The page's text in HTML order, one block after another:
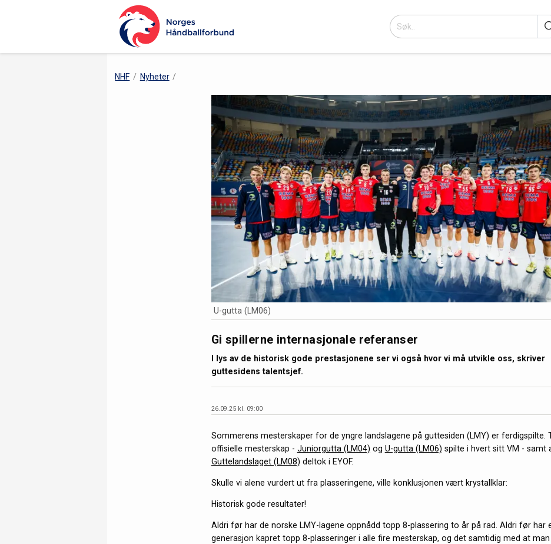
NHF Nyheter
U-gutta (LM06)
Gi spillerne internasjonale referanser
I lys av de historisk gode prestasjonene ser vi også hvor vi må utvikle oss, skriver
guttesidens talentsjef.
26.09.25 kl. 09:00
Sommerens mesterskaper for de yngre landslagene på guttesiden (LMY) er ferdigspilte.
offisielle mesterskap - Juniorgutta (LM04) og U-gutta (LM06) spilte i hvert sitt VM - samt
Guttelandslaget (LM08) deltok i EYOF.
Skulle vi alene vurdert ut fra plasseringene, ville konklusjonen vært krystallklar:
Historisk gode resultater!
Aldri før har de norske LMY-lagene oppnådd topp 8-plassering to år på rad. Aldri før har
generasjon kapret topp 8-plasseringer i alle fire mesterskap, og det samtidig med at